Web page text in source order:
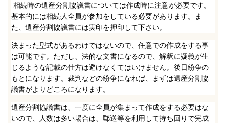
相続時の遺産分割協議書については作成時に注意が必要です。
基本的には相続人全員が参加をしている必要があります。ま
た、遺産分割協議書には実印を押印して下さい。
決まった型式があるわけではないので、任意での作成をする事
は可能です。ただし、法的な文書になるので、解釈に疑義が生
じるような記載の仕方は避けなくてはいけません。後日紛争の
もとになります。裁判などの紛争になれば、まずは遺産分割協
議書がよりどころになります。
遺産分割協議書は、一度に全員が集まって作成をする必要はな
いので、人数は多い場合は、郵送等を利用して持ち回りで完成